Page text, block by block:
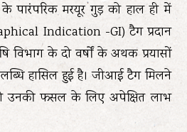
पारंपरिक मरयूर गुड़ को हाल ही में
Indication -GI) टैग प्रदान
विभाग के दो वर्षों के अथक प्रयासों
हासिल हुई है। जीआई टैग मिलने
को उनकी फसल के लिए अपेक्षित लाभ